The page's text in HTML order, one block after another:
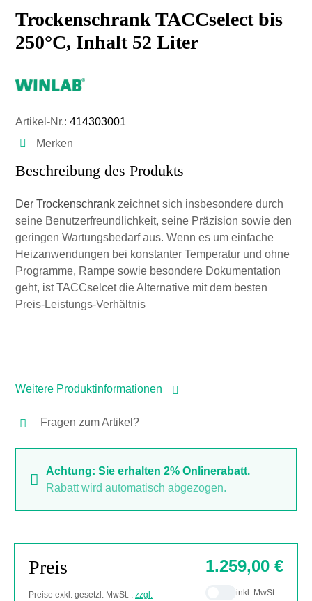
Trockenschrank TACCselect bis
250°C, Inhalt 52 Liter
Artikel-Nr.: 414303001
Merken
Beschreibung des Produkts
Der Trockenschrank zeichnet sich insbesondere durch
seine Benutzerfreundlichkeit, seine Präzision sowie den
geringen Wartungsbedarf aus. Wenn es um einfache
Heizanwendungen bei konstanter Temperatur und ohne
Programme, Rampe sowie besondere Dokumentation
geht, ist TACCselcet die Alternative mit dem besten
Preis-Leistungs-Verhältnis
Weitere Produktinformationen
Fragen zum Artikel?
Achtung: Sie erhalten 2% Onlinerabatt.
Rabatt wird automatisch abgezogen.
Preis
Preise exkl. gesetzl. MwSt. . zzgl.
1.259,00 €
inkl. MwSt.